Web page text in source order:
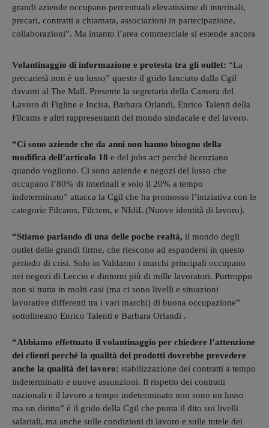
grandi aziende occupano percentuali elevatissime di interinali,
precari, contratti a chiamata, associazioni in partecipazione,
collaborazioni”. Ma intanto l’area commerciale si estende ancora
Volantinaggio di informazione e protesta tra gli outlet: “La
precarietà non è un lusso” questo il grido lanciato dalla Cgil
davanti al The Mall. Presente la segretaria della Camera del
Lavoro di Figline e Incisa, Barbara Orlandi, Enrico Talenti della
Filcams e altri rappresentanti del mondo sindacale e del lavoro.
“Ci sono aziende che da anni non hanno bisogno della
modifica dell’articolo 18 e del jobs act perché licenziano
quando vogliono. Ci sono aziende e negozi del lusso che
occupano l’80% di interinali e solo il 20% a tempo
indeterminato” attacca la Cgil che ha promosso l’iniziativa con le
categorie Filcams, Filctem, e NIdiL (Nuove identità di lavoro).
“Stiamo parlando di una delle poche realtà, il mondo degli
outlet delle grandi firme, che riescono ad espandersi in questo
periodo di crisi. Solo in Valdarno i marchi principali occupano
nei negozi di Leccio e dintorni più di mille lavoratori. Purtroppo
non si tratta in molti casi (ma ci sono livelli e situazioni
lavorative differenti tra i vari marchi) di buona occupazione”
sottolineano Enrico Talenti e Barbara Orlandi .
“Abbiamo effettuato il volantinaggio per chiedere l’attenzione
dei clienti perché la qualità dei prodotti dovrebbe prevedere
anche la qualità del lavoro: stabilizzazione dei contratti a tempo
indeterminato e nuove assunzioni. Il rispetto dei contratti
nazionali e il lavoro a tempo indeterminato non sono un lusso
ma un diritto” è il grido della Cgil che punta il dito sui livelli
salariali, ma anche sulle condizioni di lavoro e sulle tutele dei